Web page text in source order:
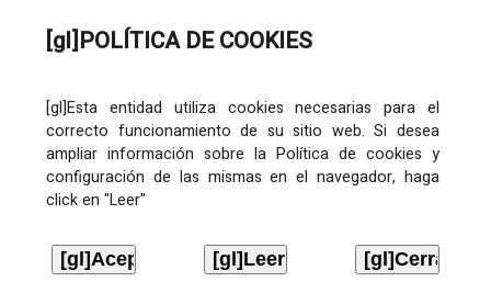
[gl]POLÍTICA DE COOKIES
[gl]Esta entidad utiliza cookies necesarias para el
correcto funcionamiento de su sitio web. Si desea
ampliar información sobre la Política de cookies y
configuración de las mismas en el navegador, haga
click en "Leer"